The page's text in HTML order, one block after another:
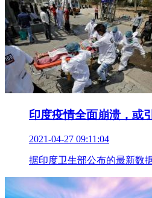
印度疫情全面崩溃，或
2021-04-27 09:11:04
据印度卫生部公布的最新数